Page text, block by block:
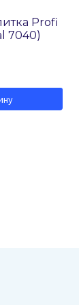
Profi
7040)